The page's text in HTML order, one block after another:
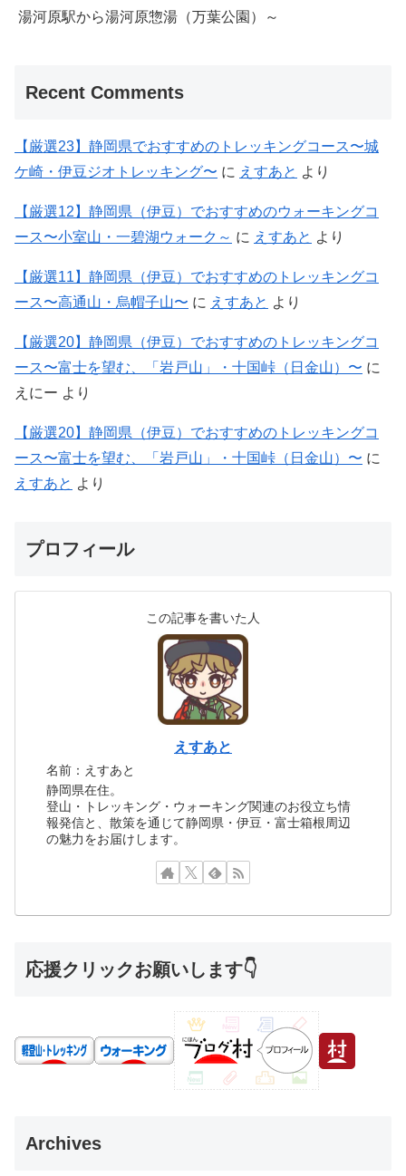
湯河原駅から湯河原惣湯（万葉公園）～
Recent Comments
【厳選23】静岡県でおすすめのトレッキングコース〜城
ケ崎・伊豆ジオトレッキング〜 に えすあと より
【厳選12】静岡県（伊豆）でおすすめのウォーキングコ
ース〜小室山・一碧湖ウォーク～ に えすあと より
【厳選11】静岡県（伊豆）でおすすめのトレッキングコ
ース〜高通山・烏帽子山〜 に えすあと より
【厳選20】静岡県（伊豆）でおすすめのトレッキングコ
ース〜富士を望む、「岩戸山」・十国峠（日金山）〜 に
えにー より
【厳選20】静岡県（伊豆）でおすすめのトレッキングコ
ース〜富士を望む、「岩戸山」・十国峠（日金山）〜 に
えすあと より
プロフィール
この記事を書いた人
えすあと
名前：えすあと
静岡県在住。
登山・トレッキング・ウォーキング関連のお役立ち情
報発信と、散策を通じて静岡県・伊豆・富士箱根周辺
の魅力をお届けします。
応援クリックお願いします👇
Archives